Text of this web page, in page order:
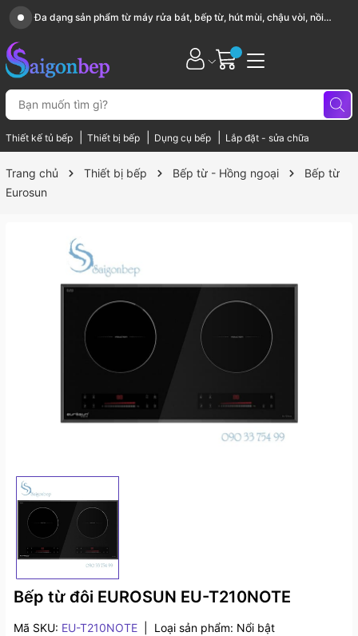
Sài Gòn Bếp chuyên thiết bị bếp, gia dụng bếp cao cấp
Thiết kế tủ bếp Thiết bị bếp Dụng cụ bếp Lắp đặt - sửa chữa
Trang chủ Thiết bị bếp Bếp từ - Hồng ngoại
Bếp từ
Eurosun
Bếp từ đôi EUROSUN EU-T210NOTE
Mã SKU: EU-T210NOTE Loại sản phẩm: Nổi bật